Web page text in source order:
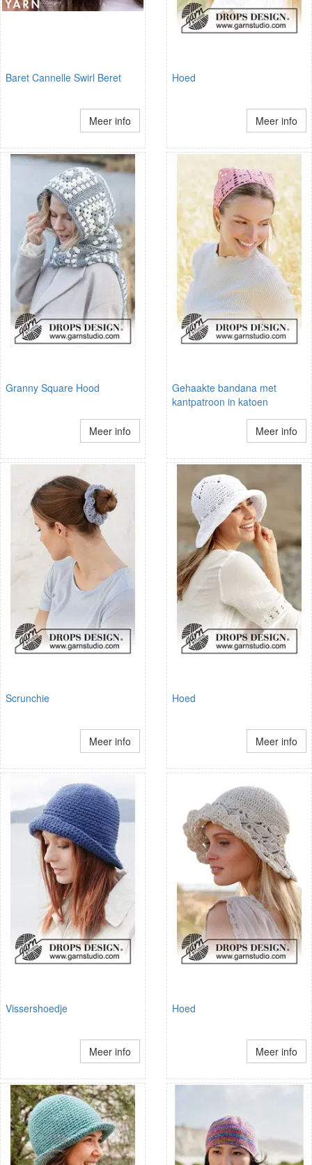
Baret Cannelle Swirl Beret
Meer info
Hoed
Meer info
Granny Square Hood
Meer info
Gehaakte bandana met
kantpatroon in katoen
Meer info
Scrunchie
Meer info
Hoed
Meer info
Vissershoedje
Meer info
Hoed
Meer info